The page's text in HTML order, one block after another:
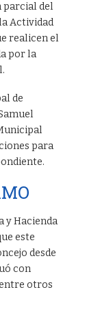
parcial del
Actividad
realicen el
por la
de
para
y Hacienda
este
desde
con
otros